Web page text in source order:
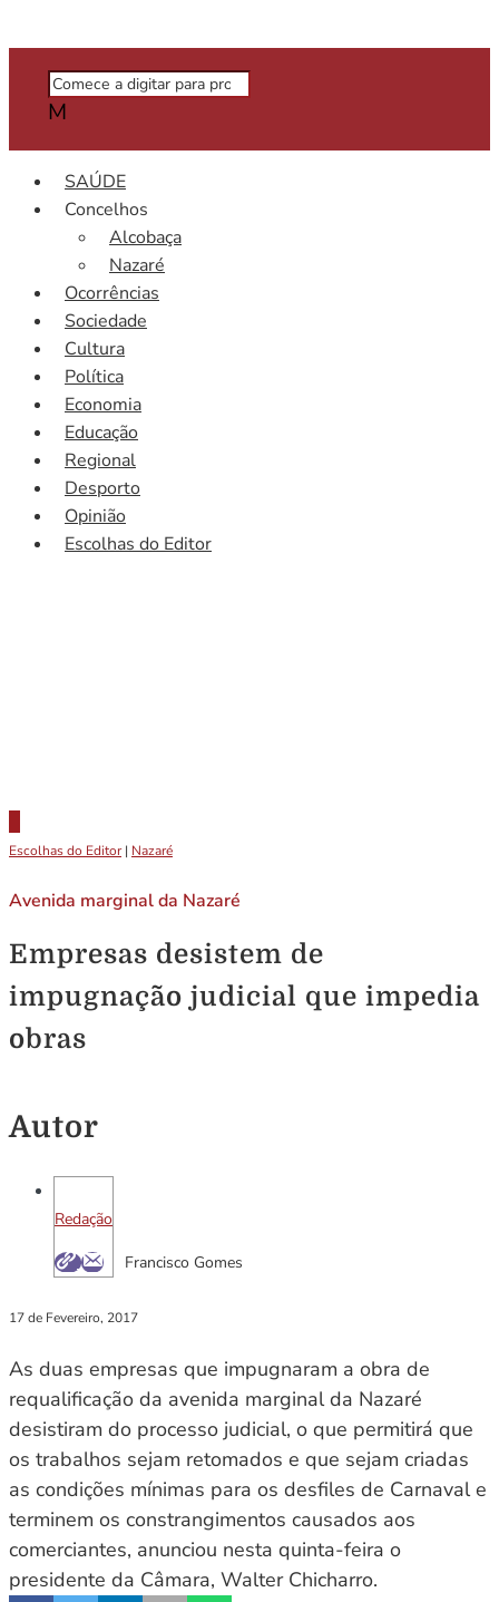
M
SAÚDE
Concelhos
Alcobaça
Nazaré
Ocorrências
Sociedade
Cultura
Política
Economia
Educação
Regional
Desporto
Opinião
Escolhas do Editor
Escolhas do Editor| Nazaré
Avenida marginal da Nazaré
Empresas desistem de
impugnação judicial que impedia
obras
Autor
Redação
Francisco Gomes
17 de Fevereiro, 2017
As duas empresas que impugnaram a obra de
requalificação da avenida marginal da Nazaré
desistiram do processo judicial, o que permitirá que
os trabalhos sejam retomados e que sejam criadas
as condições mínimas para os desfiles de Carnaval e
terminem os constrangimentos causados aos
comerciantes, anunciou nesta quinta-feira o
presidente da Câmara, Walter Chicharro.